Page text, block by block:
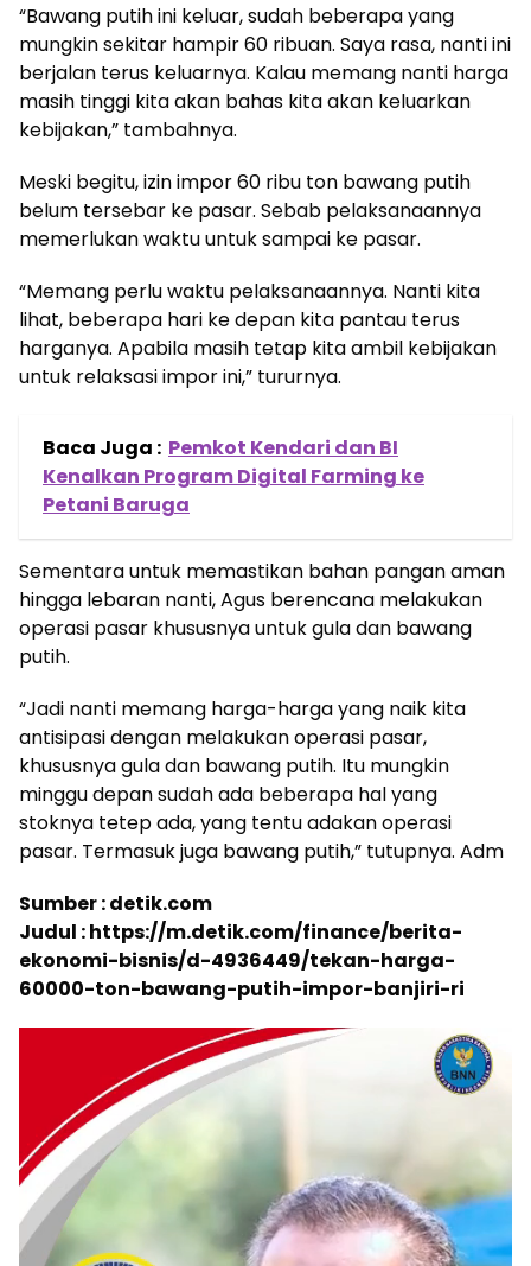
“Bawang putih ini keluar, sudah beberapa yang
mungkin sekitar hampir 60 ribuan. Saya rasa, nanti ini
berjalan terus keluarnya. Kalau memang nanti harga
masih tinggi kita akan bahas kita akan keluarkan
kebijakan,” tambahnya.
Meski begitu, izin impor 60 ribu ton bawang putih
belum tersebar ke pasar. Sebab pelaksanaannya
memerlukan waktu untuk sampai ke pasar.
“Memang perlu waktu pelaksanaannya. Nanti kita
lihat, beberapa hari ke depan kita pantau terus
harganya. Apabila masih tetap kita ambil kebijakan
untuk relaksasi impor ini,” tururnya.
Baca Juga : Pemkot Kendari dan BI
Kenalkan Program Digital Farming ke
Petani Baruga
Sementara untuk memastikan bahan pangan aman
hingga lebaran nanti, Agus berencana melakukan
operasi pasar khususnya untuk gula dan bawang
putih.
“Jadi nanti memang harga-harga yang naik kita
antisipasi dengan melakukan operasi pasar,
khususnya gula dan bawang putih. Itu mungkin
minggu depan sudah ada beberapa hal yang
stoknya tetep ada, yang tentu adakan operasi
pasar. Termasuk juga bawang putih,” tutupnya. Adm
Sumber : detik.com
Judul : https://m.detik.com/finance/berita-
ekonomi-bisnis/d-4936449/tekan-harga-
60000-ton-bawang-putih-impor-banjiri-ri